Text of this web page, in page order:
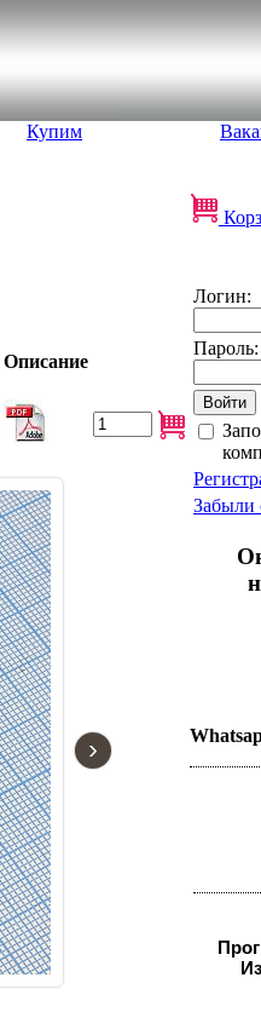
Купим
Описание
›
Логин:
Пароль:
Забыли